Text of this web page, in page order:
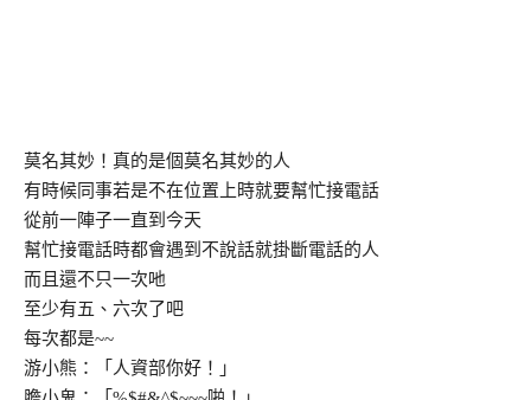
莫名其妙！真的是個莫名其妙的人
有時候同事若是不在位置上時就要幫忙接電話
從前一陣子一直到今天
幫忙接電話時都會遇到不說話就掛斷電話的人
而且還不只一次吔
至少有五、六次了吧
每次都是~~
游小熊：「人資部你好！」